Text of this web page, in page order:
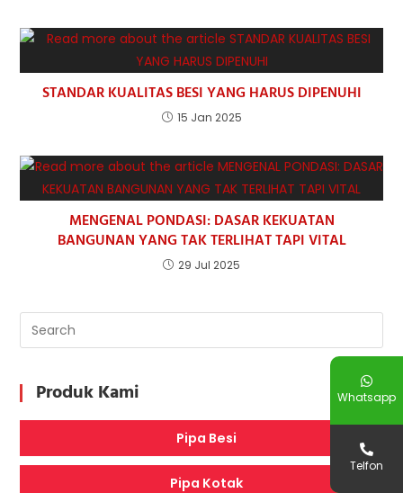
STANDAR KUALITAS BESI YANG HARUS DIPENUHI
15 Jan 2025
MENGENAL PONDASI: DASAR KEKUATAN
BANGUNAN YANG TAK TERLIHAT TAPI VITAL
29 Jul 2025
Produk Kami
Pipa Besi
Pipa Kotak
Whatsapp
Telfon